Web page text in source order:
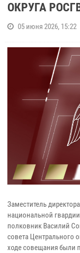
ОКРУГА
05 июня 2026, 15:22
Заместитель
национальной
полковник Василий
совета Центрального
ходе совещания были